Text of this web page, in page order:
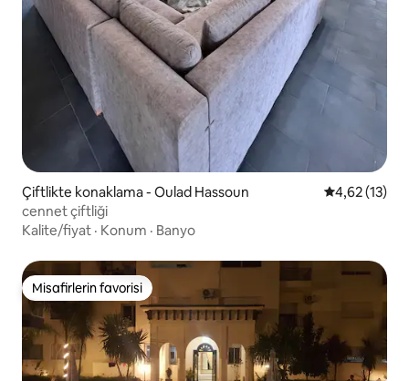
Çiftlikte konaklama - Oulad Hassoun 5 üzerinden
4,62 (13)
cennet çiftliği
Kalite/fiyat · Konum · Banyo
Misafirlerin favorisi
Misafirlerin favorisi